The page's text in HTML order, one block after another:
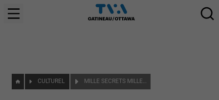
CULTUREL MILLE SECRETS MILLE DANGERS : DU ROMAN À L’ÉCRAN